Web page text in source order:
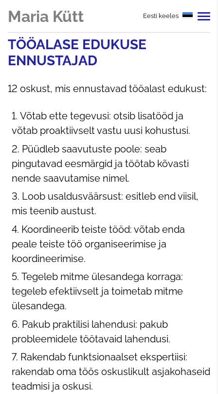
Maria Kütt Eesti keeles
TÖÖALASE EDUKUSE
ENNUSTAJAD
12 oskust, mis ennustavad tööalast edukust:
Võtab ette tegevusi: otsib lisatööd ja
võtab proaktiivselt vastu uusi kohustusi.
Püüdleb saavutuste poole: seab
pingutavad eesmärgid ja töötab kõvasti
nende saavutamise nimel.
Loob usaldusväärsust: esitleb end viisil,
mis teenib austust.
Koordineerib teiste tööd: võtab enda
peale teiste töö organiseerimise ja
koordineerimise.
Tegeleb mitme ülesandega korraga:
tegeleb efektiivselt ja toimetab mitme
ülesandega.
Pakub praktilisi lahendusi: pakub
probleemidele töötavaid lahendusi.
Rakendab funktsionaalset ekspertiisi:
rakendab oma töös oskuslikult asjakohaseid
teadmisi ja oskusi.